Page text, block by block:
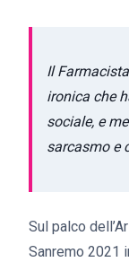
Il
ironica che
sociale, e
sarcasmo e
Sul palco
Sanremo 2021